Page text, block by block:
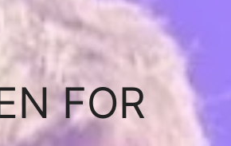
FOR